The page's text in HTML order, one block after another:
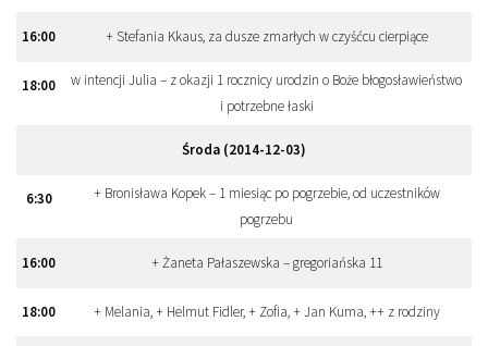
16:00 + Stefania Kkaus, za dusze zmarłych w czyśćcu cierpiące
18:00
w intencji Julia – z okazji 1 rocznicy urodzin o Boże błogosławieństwo
i potrzebne łaski
Środa (2014-12-03)
6:30
+ Bronisława Kopek – 1 miesiąc po pogrzebie, od uczestników
pogrzebu
16:00 + Żaneta Pałaszewska – gregoriańska 11
18:00 + Melania, + Helmut Fidler, + Zofia, + Jan Kuma, ++ z rodziny